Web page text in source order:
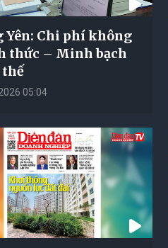
Yên: Chi phí không
thức – Minh bạch
05:04